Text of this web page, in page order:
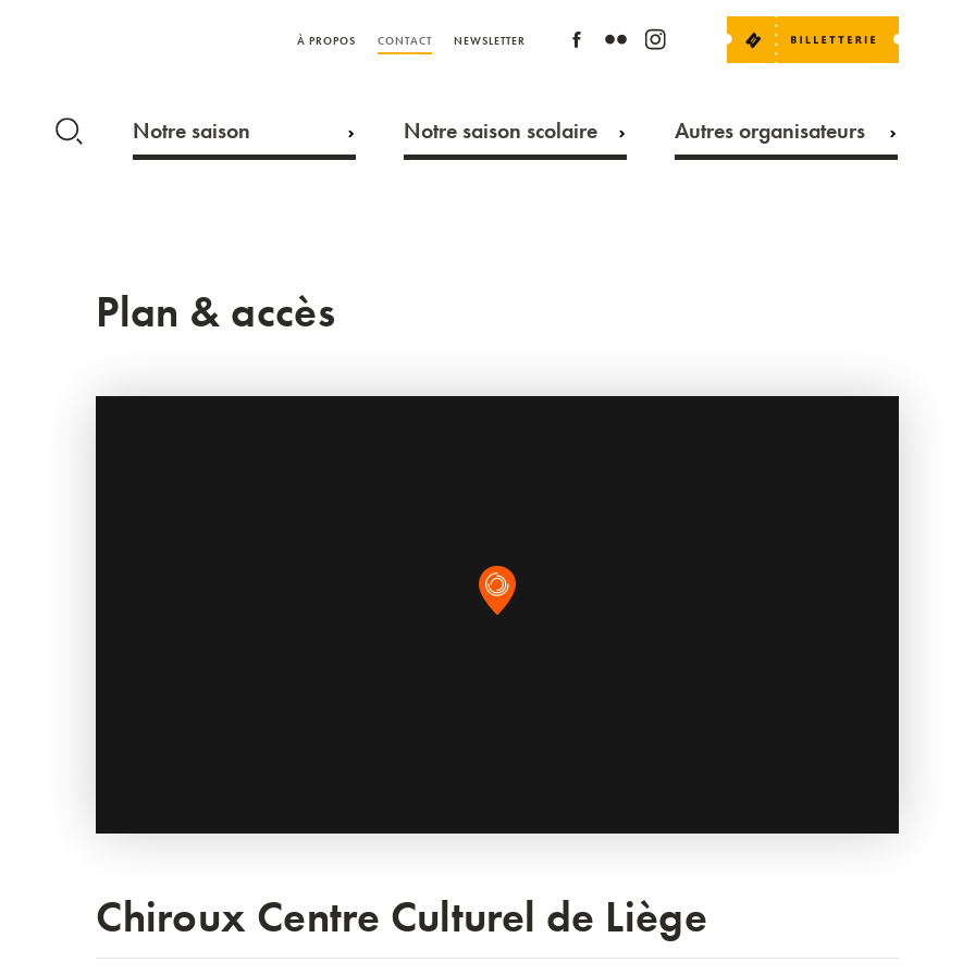
À PROPOS CONTACT NEWSLETTER
Notre saison Notre saison scolaire Autres organisateurs
Plan & accès
Chiroux Centre Culturel de Liège